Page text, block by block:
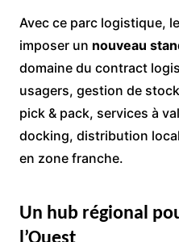
Avec ce parc logistique,
imposer un nouveau
domaine du contract
usagers, gestion de
pick & pack, services à
docking, distribution
en zone franche.
Un hub régional